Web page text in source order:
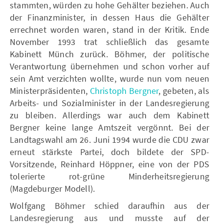
stammten, würden zu hohe Gehälter beziehen. Auch
der Finanzminister, in dessen Haus die Gehälter
errechnet worden waren, stand in der Kritik. Ende
November 1993 trat schließlich das gesamte
Kabinett Münch zurück. Böhmer, der politische
Verantwortung übernehmen und schon vorher auf
sein Amt verzichten wollte, wurde nun vom neuen
Ministerpräsidenten, Christoph Bergner, gebeten, als
Arbeits- und Sozialminister in der Landesregierung
zu bleiben. Allerdings war auch dem Kabinett
Bergner keine lange Amtszeit vergönnt. Bei der
Landtagswahl am 26. Juni 1994 wurde die CDU zwar
erneut stärkste Partei, doch bildete der SPD-
Vorsitzende, Reinhard Höppner, eine von der PDS
tolerierte rot-grüne Minderheitsregierung
(Magdeburger Modell).
Wolfgang Böhmer schied daraufhin aus der
Landesregierung aus und musste auf der